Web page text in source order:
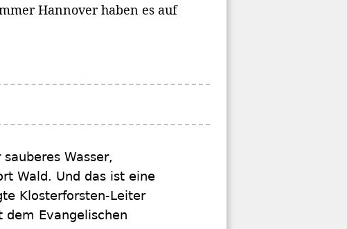
Hannover haben es auf
Wasser,
Wald. Und das ist eine
Klosterforsten-Leiter
dem Evangelischen